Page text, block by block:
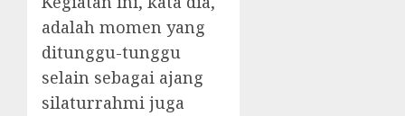
adalah momen yang
ditunggu-tunggu
selain sebagai ajang
silaturrahmi juga